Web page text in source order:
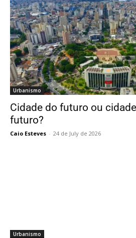
Urbanismo
Cidade do futuro ou
futuro?
Caio Esteves - 24 de July de 2026
Urbanismo